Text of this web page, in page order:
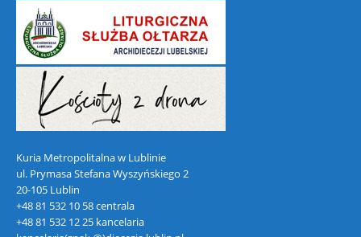
Kuria Metropolitalna w Lublinie
ul. Prymasa Stefana Wyszyńskiego 2
20-105 Lublin
+48 81 532 10 58 centrala
+48 81 532 12 25 kancelaria